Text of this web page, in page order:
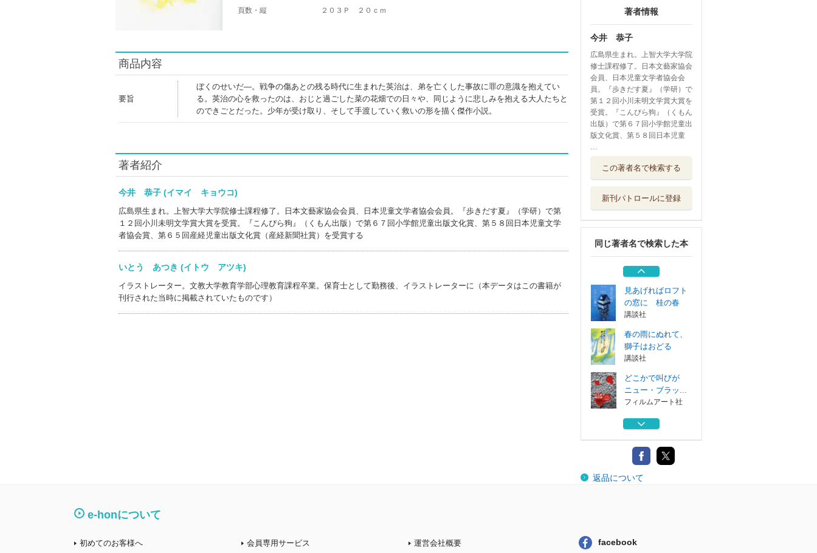
頁数・縦
２０３Ｐ ２０ｃｍ
商品内容
要旨
ぼくのせいだ―。戦争の傷あとの残る時代に生まれた英治は、弟を亡くした事故に罪の意識を抱えてい
る。英治の心を救ったのは、おじと過ごした菜の花畑での日々や、同じように悲しみを抱える大人たちと
のできごとだった。少年が受け取り、そして手渡していく救いの形を描く傑作小説。
著者紹介
今井 恭子 (イマイ キョウコ)
広島県生まれ。上智大学大学院修士課程修了。日本文藝家協会会員、日本児童文学者協会会員。『歩きだす夏』（学研）で第
１２回小川未明文学賞大賞を受賞。『こんぴら狗』（くもん出版）で第６７回小学館児童出版文化賞、第５８回日本児童文学
者協会賞、第６５回産経児童出版文化賞（産経新聞社賞）を受賞する
いとう あつき (イトウ アツキ)
イラストレーター。文教大学教育学部心理教育課程卒業。保育士として勤務後、イラストレーターに（本データはこの書籍が
刊行された当時に掲載されていたものです）
著者情報
今井 恭子
広島県生まれ。上智大学大学院
修士課程修了。日本文藝家協会
会員、日本児童文学者協会会
員。『歩きだす夏』（学研）で
第１２回小川未明文学賞大賞を
受賞。『こんぴら狗』（くもん
出版）で第６７回小学館児童出
版文化賞、第５８回日本児童
…
この著者名で検索する
新刊パトロールに登録
同じ著者名で検索した本
ニュー・ブラッ...
キダマッチ先生！
ＢＬ出版
見えるもの見えな
いもの
講談社
見あげればロフト
の窓に 桂の春
講談社
春の雨にぬれて、
獅子はおどる
講談社
どこかで叫びが
ニュー・ブラッ...
フィルムアート社
キダマッチ先生！
ＢＬ出版
見えるもの見えな
いもの
返品について
e-honについて
初めてのお客様へ 会員専用サービス 運営会社概要 facebook